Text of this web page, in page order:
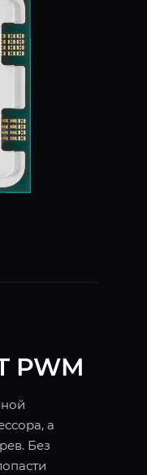
PWM
а
Без